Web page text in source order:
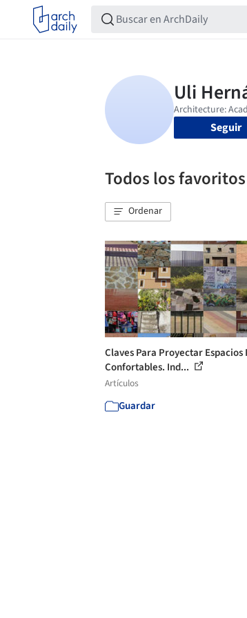
Seguir
Todos los
Ordenar
Claves Para Proyectar Espacios
Confortables. Ind...
Artículos
Guardar